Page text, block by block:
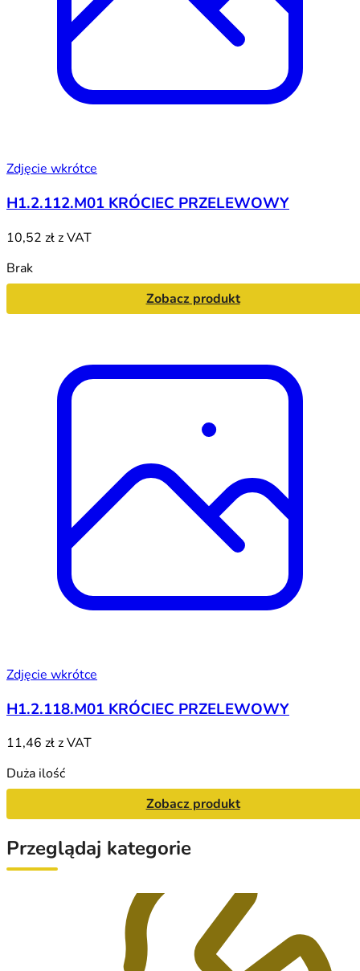
Zdjęcie wkrótce
H1.2.112.M01 KRÓCIEC PRZELEWOWY
10,52 złz VAT
Brak
Zobacz produkt
Zdjęcie wkrótce
H1.2.118.M01 KRÓCIEC PRZELEWOWY
11,46 złz VAT
Duża ilość
Zobacz produkt
Przeglądaj kategorie